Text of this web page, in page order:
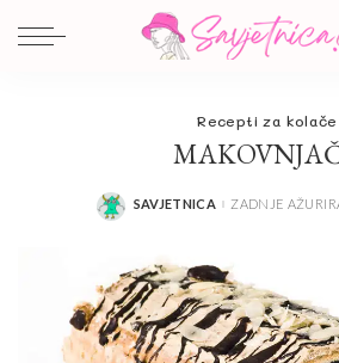
Recepti za kolače
POSTED
SAVJETNICA ZADNJE